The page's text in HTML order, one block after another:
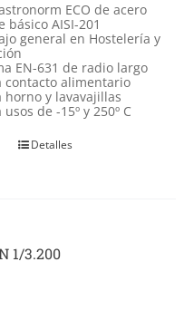
ECO de acero
básico AISI-201
general en Hostelería y
EN-631 de radio largo
contacto alimentario
horno y lavavajillas
de -15º y 250º C
Detalles
1/3.200